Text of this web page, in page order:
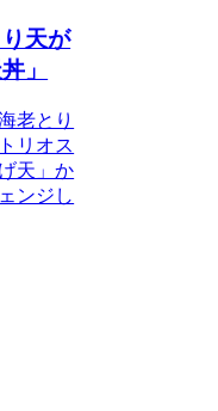
天が
」
老とり
リオス
天」か
ンジし